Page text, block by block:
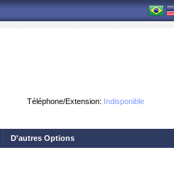
Téléphone/Extension: Indisponible
D'autres Options